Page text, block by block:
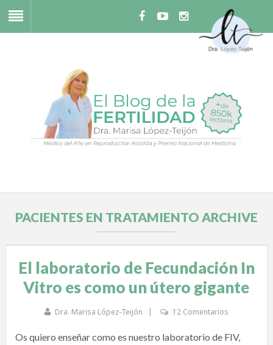
PACIENTES EN TRATAMIENTO ARCHIVE
El laboratorio de Fecundación In
Vitro es como un útero gigante
Dra. Marisa López-Teijón 12 Comentarios
Os quiero enseñar como es nuestro laboratorio de FIV,